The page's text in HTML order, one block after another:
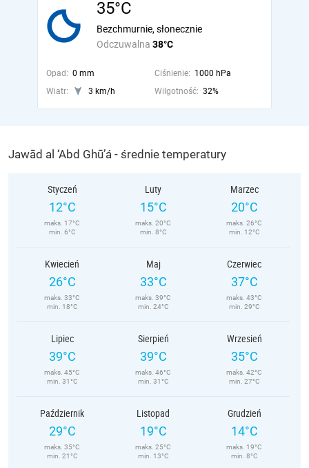
35°C
Odczuwalna 38°C
Bezchmurnie, słonecznie
Opad: 0 mm Ciśnienie: 1000 hPa
Wiatr:
3 km/h Wilgotność: 32%
Jawād al ‘Abd Ghū’á - średnie temperatury
Styczeń
12°C
maks. 17°C
min. 6°C
Luty
15°C
maks. 20°C
min. 8°C
Marzec
20°C
maks. 26°C
min. 12°C
Kwiecień
26°C
maks. 33°C
min. 18°C
Maj
33°C
maks. 39°C
min. 24°C
Czerwiec
37°C
maks. 43°C
min. 29°C
Lipiec
39°C
maks. 45°C
min. 31°C
Sierpień
39°C
maks. 46°C
min. 31°C
Wrzesień
35°C
maks. 42°C
min. 27°C
Październik
29°C
maks. 35°C
min. 21°C
Listopad
19°C
maks. 25°C
min. 13°C
Grudzień
14°C
maks. 19°C
min. 8°C